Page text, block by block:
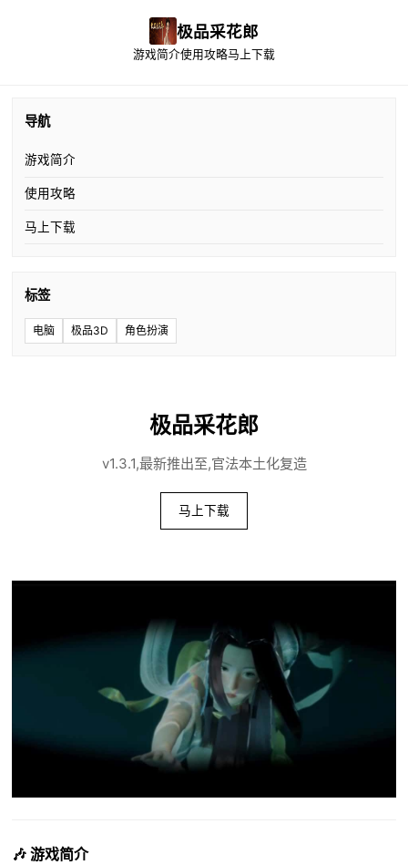
极品采花郎
游戏简介使用攻略马上下载
导航
游戏简介
使用攻略
马上下载
标签
电脑 极品3D 角色扮演
极品采花郎
v1.3.1,最新推出至,官法本土化复造
马上下载
🎶 游戏简介